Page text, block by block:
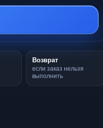
Возврат
если заказ нельзя
выполнить